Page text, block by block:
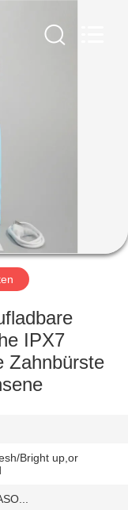
IPX7
Zahnbürste
Bright up,or